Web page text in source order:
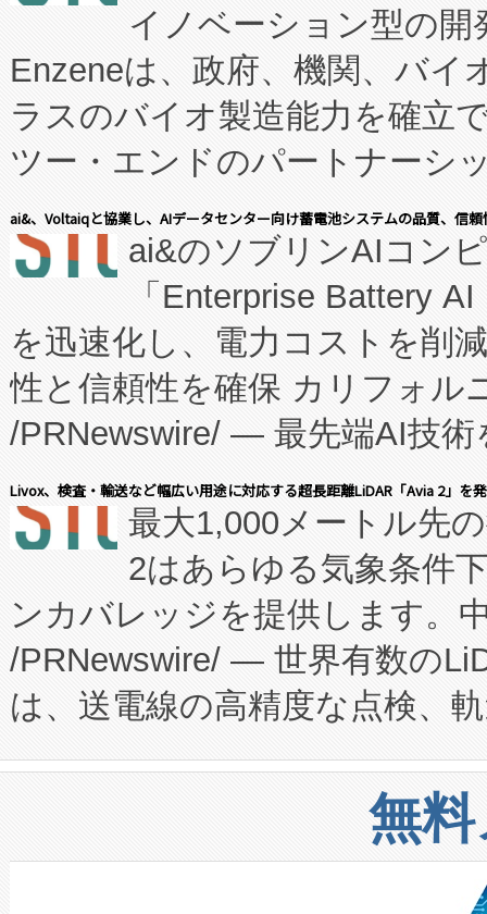
イノベーション型の
Enzeneは、政府、機関、バイ
ラスのバイオ製造能力を確立
ツー・エンドのパートナーシ
表しました。 同社の実績ある
manufacturing™ (FCCM™) プ
たNeXは、バイオ医薬品製造
従来のフェッドバッチ施設の
に、患者やサプライチェーン
キー方式で拡張性が高く、持
す。FCCM‑を活用した現地生
患者にとっての費用負担を大
のアクセスを大幅に拡大する
Fully-Connected Continuous
プログラムには、施設設計・
に関する技術移転および知的
構造化トレーニングカリキュ
上げおよび商用化段階におけ
設備整備および立ち上げ調整
加組織は、Enzeneのバイオ
ai&、Voltaiqと協業し、AIデータセンター向け蓄電池システムの品質、信
ai&のソブリンAIコン
「Enterprise Battery
を迅速化し、電力コストを削
性と信頼性を確保 カリフォル
/PRNewswire/ — 最先端AI技術
会社エーアイ・アンド：本社
President原信平）と、エンタ
ードするVoltaiqは、日本にあ
ーエネルギー貯蔵システム（
た。 Voltaiq独自のAI搭載プラ
定、統合、導入、運用に至る
安全性を追跡し、確保する事
増加しているデータセンター
る電力網に大きな負担をかけ
事業者の負担軽減という課題
Livox、検査・輸送など幅広い用途に対応する超長距離LiDAR「Avia 2」を
最大1,000メートル先
2はあらゆる気象条件
ンカバレッジを提供します。
/PRNewswire/ — 世界有数の
は、送電線の高精度な点検、
や穀物倉庫におけるバルク材
リューション「Avia 2」を発
したAvia 2は、1,000メート
狭視野のFOVを切り替えるこ
無